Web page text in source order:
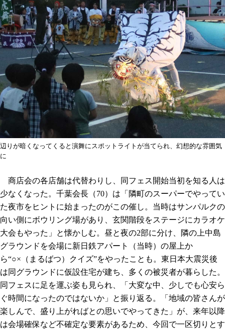
辺りが暗くなってくると演舞にスポットライトが当てられ、幻想的な雰囲気
に
商店会の各店舗は代替わりし、同フェス開始当初を知る人は
少なくなった。千葉会長（70）は「隣町のスーパーでやってい
た夜市をヒントに始まったのがこの催し。当時はサンパルクの
向い側にボウリング場があり、玄関階段をステージにカラオケ
大会もやった」と懐かしむ。昼と夜の2部に分け、隣の上中島
グラウンドを会場に新日鉄アパート（当時）の屋上か
ら“○×（まるばつ）クイズ”をやったことも。東日本大震災後
は同グラウンドに仮設住宅が建ち、多くの被災者が暮らした。
同フェスに足を運ぶ姿も見られ、「大変な中、少しでも心安ら
ぐ時間になったのではないか」と振り返る。「地域の皆さんが
楽しんで、盛り上がればとの思いでやってきた」が、来年以降
は会場確保など不確定な要素があるため、今回で一区切りとす